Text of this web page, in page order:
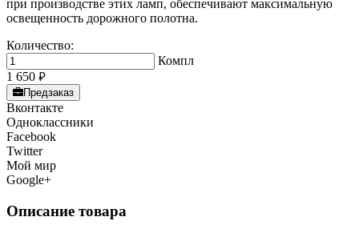
при производстве этих ламп, обеспечивают максимальную
освещенность дорожного полотна.
Количество:
Компл
1 650 руб.
Предзаказ
Вконтакте
Одноклассники
Facebook
Twitter
Мой мир
Google+
Описание товара